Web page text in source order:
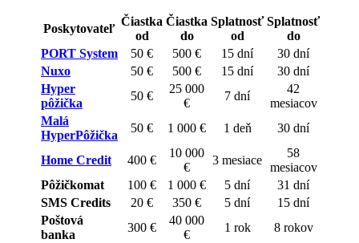
Poskytovateľ
Čiastka
od
Čiastka
do
Splatnosť
od
Splatnosť
do
PORT System
50 € 500 € 15 dní
30 dní
Nuxo
50 € 500 € 15 dní
30 dní
Hyper
pôžička
50 €
25 000
€
7 dní
42
mesiacov
Malá
HyperPôžička
50 € 1 000 € 1 deň 30 dní
Home Credit 400 €
10 000
€
3 mesiace
58
mesiacov
Pôžičkomat
100 € 1 000 € 5 dní
31 dní
SMS Credits
20 € 350 € 5 dní
15 dní
Poštová
banka
300 €
40 000
€
1 rok 8 rokov